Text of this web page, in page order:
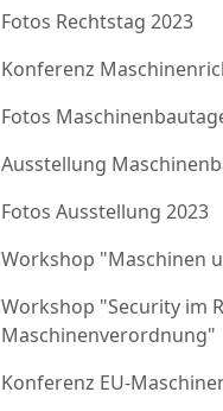
Fotos Rechtstag 2023
Konferenz
Fotos
Ausstellung
Fotos Ausstellung 2023
Workshop "Maschinen
Workshop "Security im
Maschinenverordnung"
Konferenz EU-